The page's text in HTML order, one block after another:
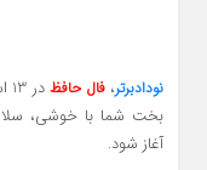
نودادبرتر، فال حافظ
بخت شما با خوشی،
آغاز شود.